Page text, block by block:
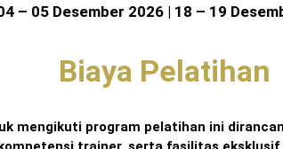
– 05 Desember 2026 | 18 – 19
Biaya Pelatihan
mengikuti program pelatihan ini